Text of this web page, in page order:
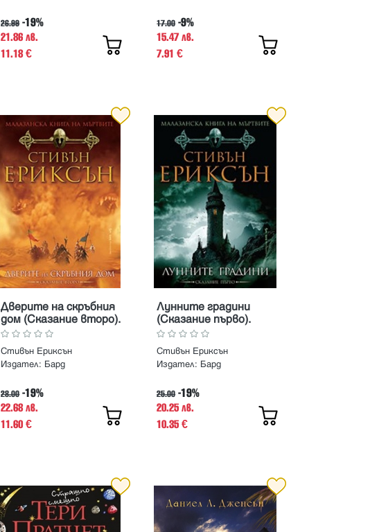
26.99 -19%
21.86 лв.
11.18€
17.00 -9%
15.47 лв.
7.91€
Дверите на скръбния
дом (Сказание второ).
Поредица Малазанска
книга на мъртвите
Стивън Ериксън
Издател: Бард
28.00 -19%
22.68 лв.
11.60€
Лунните градини
(Сказание първо).
Поредица Малазанска
книга на мъртвите
Стивън Ериксън
Издател: Бард
25.00 -19%
20.25 лв.
10.35€